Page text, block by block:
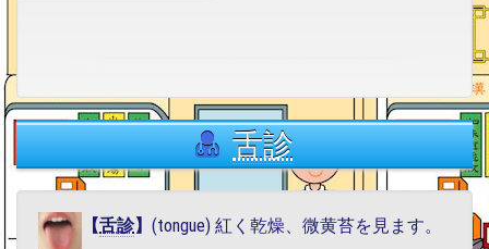
舌診
【舌診】 (tongue) 紅く乾燥、微黄苔を見ます。